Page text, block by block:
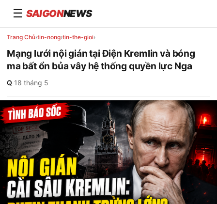
☰ SAIGONNEWS
Trang Chủ›tin-nong›tin-the-gioi›
Mạng lưới nội gián tại Điện Kremlin và bóng
ma bất ổn bủa vây hệ thống quyền lực Nga
Q·18 tháng 5